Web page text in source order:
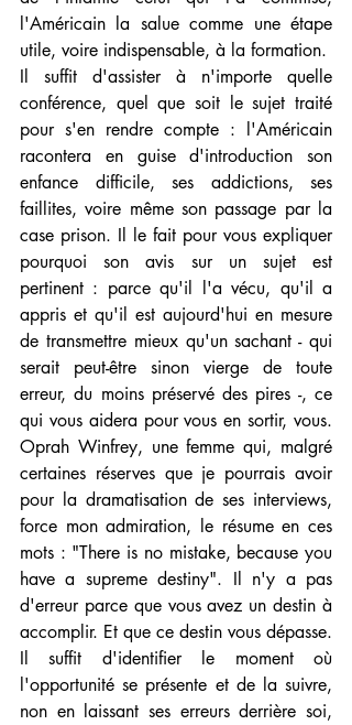
l'Américain la salue comme une étape
utile, voire indispensable, à la formation.
Il suffit d'assister à n'importe quelle
conférence, quel que soit le sujet traité
pour s'en rendre compte : l'Américain
racontera en guise d'introduction son
enfance difficile, ses addictions, ses
faillites, voire même son passage par la
case prison. Il le fait pour vous expliquer
pourquoi son avis sur un sujet est
pertinent : parce qu'il l'a vécu, qu'il a
appris et qu'il est aujourd'hui en mesure
de transmettre mieux qu'un sachant - qui
serait peut-être sinon vierge de toute
erreur, du moins préservé des pires -, ce
qui vous aidera pour vous en sortir, vous.
Oprah Winfrey, une femme qui, malgré
certaines réserves que je pourrais avoir
pour la dramatisation de ses interviews,
force mon admiration, le résume en ces
mots : "There is no mistake, because you
have a supreme destiny". Il n'y a pas
d'erreur parce que vous avez un destin à
accomplir. Et que ce destin vous dépasse.
Il suffit d'identifier le moment où
l'opportunité se présente et de la suivre,
non en laissant ses erreurs derrière soi,